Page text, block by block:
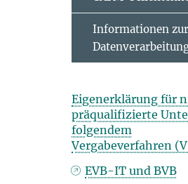
Informationen zur
Eigenerklärung für
präqualifizierte
folgendem
Vergabeverfahren
EVB-IT und BVB